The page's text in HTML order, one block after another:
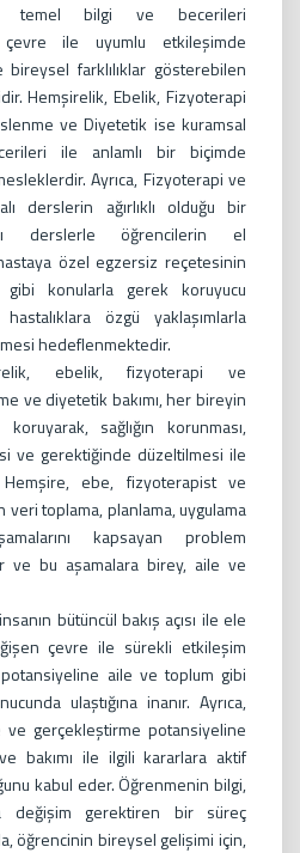
temel bilgi ve becerileri
çevre ile uyumlu etkileşimde
bireysel farklılıklar gösterebilen
Hemşirelik, Ebelik, Fizyoterapi
ve Diyetetik ise kuramsal
ile anlamlı bir biçimde
Ayrıca, Fizyoterapi ve
derslerin ağırlıklı olduğu bir
derslerle öğrencilerin el
özel egzersiz reçetesinin
konularla gerek koruyucu
özgü yaklaşımlarla
hedeflenmektedir.
ebelik, fizyoterapi ve
ve diyetetik bakımı, her bireyin
koruyarak, sağlığın korunması,
ve gerektiğinde düzeltilmesi ile
ebe, fizyoterapist ve
toplama, planlama, uygulama
kapsayan problem
ve bu aşamalara birey, aile ve
bütüncül bakış açısı ile ele
çevre ile sürekli etkileşim
aile ve toplum gibi
ulaştığına inanır. Ayrıca,
gerçekleştirme potansiyeline
bakımı ile ilgili kararlara aktif
kabul eder. Öğrenmenin bilgi,
değişim gerektiren bir süreç
öğrencinin bireysel gelişimi için,